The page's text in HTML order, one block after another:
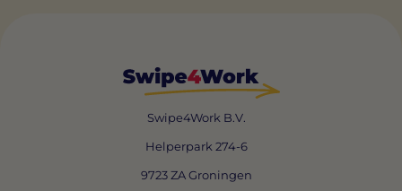
Swipe4Work B.V.
Helperpark 274-6
9723 ZA Groningen